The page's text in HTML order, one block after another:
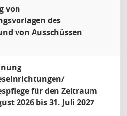
von
des
von Ausschüssen
für den Zeitraum
2026 bis 31. Juli 2027